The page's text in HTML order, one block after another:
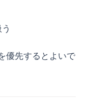
優先するとよいで